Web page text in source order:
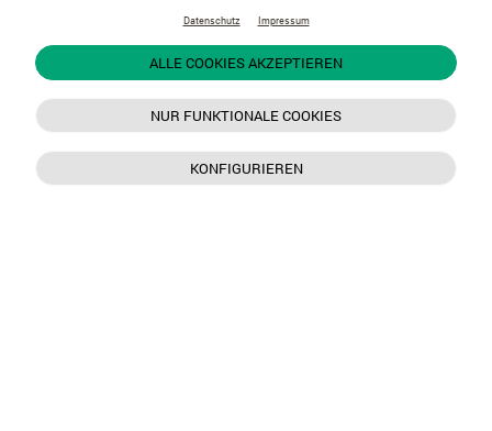
Datenschutz Impressum
ALLE COOKIES AKZEPTIEREN
NUR FUNKTIONALE COOKIES
KONFIGURIEREN